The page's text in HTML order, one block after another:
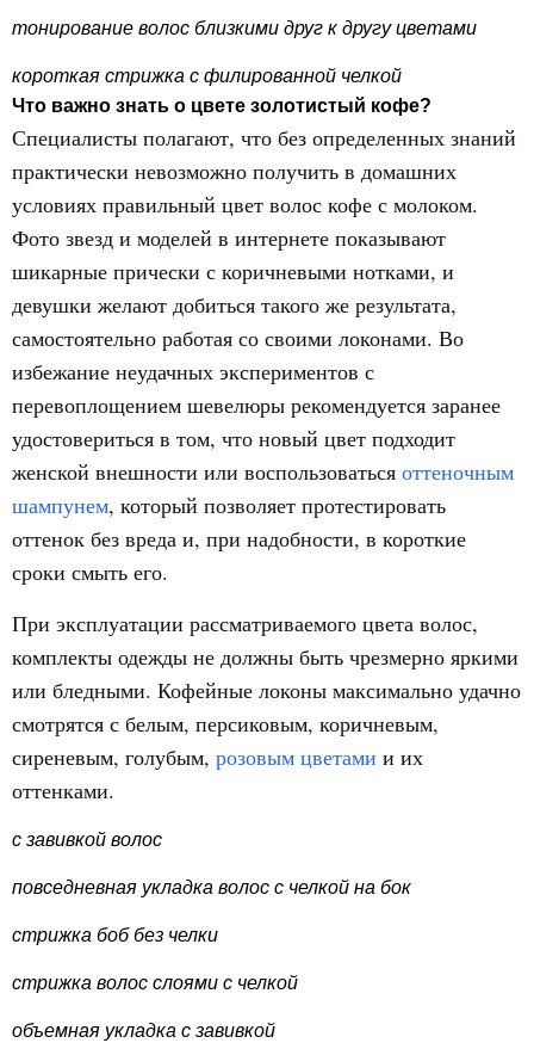
тонирование волос близкими друг к другу цветами
короткая стрижка с филированной челкой
Что важно знать о цвете золотистый кофе?
Специалисты полагают, что без определенных знаний
практически невозможно получить в домашних
условиях правильный цвет волос кофе с молоком.
Фото звезд и моделей в интернете показывают
шикарные прически с коричневыми нотками, и
девушки желают добиться такого же результата,
самостоятельно работая со своими локонами. Во
избежание неудачных экспериментов с
перевоплощением шевелюры рекомендуется заранее
удостовериться в том, что новый цвет подходит
женской внешности или воспользоваться оттеночным
шампунем, который позволяет протестировать
оттенок без вреда и, при надобности, в короткие
сроки смыть его.
При эксплуатации рассматриваемого цвета волос,
комплекты одежды не должны быть чрезмерно яркими
или бледными. Кофейные локоны максимально удачно
смотрятся с белым, персиковым, коричневым,
сиреневым, голубым, розовым цветами и их
оттенками.
с завивкой волос
повседневная укладка волос с челкой на бок
стрижка боб без челки
стрижка волос слоями с челкой
объемная укладка с завивкой